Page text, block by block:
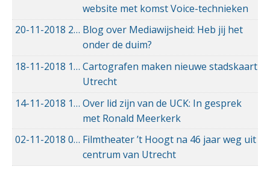
website met komst Voice-technieken
20-11-2018 20-11-2018 10:03
Blog over Mediawijsheid: Heb jij het
onder de duim?
18-11-2018 18-11-2018 12:42
Cartografen maken nieuwe stadskaart
Utrecht
14-11-2018 14-11-2018 14:38
Over lid zijn van de UCK: In gesprek
met Ronald Meerkerk
02-11-2018 02-11-2018 17:16
Filmtheater ’t Hoogt na 46 jaar weg uit
centrum van Utrecht